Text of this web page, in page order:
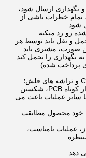
و نگهداری ارسال شود،
تمام خطرات ناشی از
شود.
و نقل باید توسط هر
صورت، مشتری باید
نگهداری را تحمل کند.
پرداخت شده):
سایر عملیات باعث می
با خود محصول مطابقت
عملیات نامناسب،